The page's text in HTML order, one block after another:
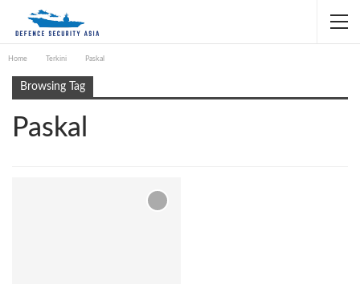
Home Terkini Paskal
Browsing Tag
Paskal